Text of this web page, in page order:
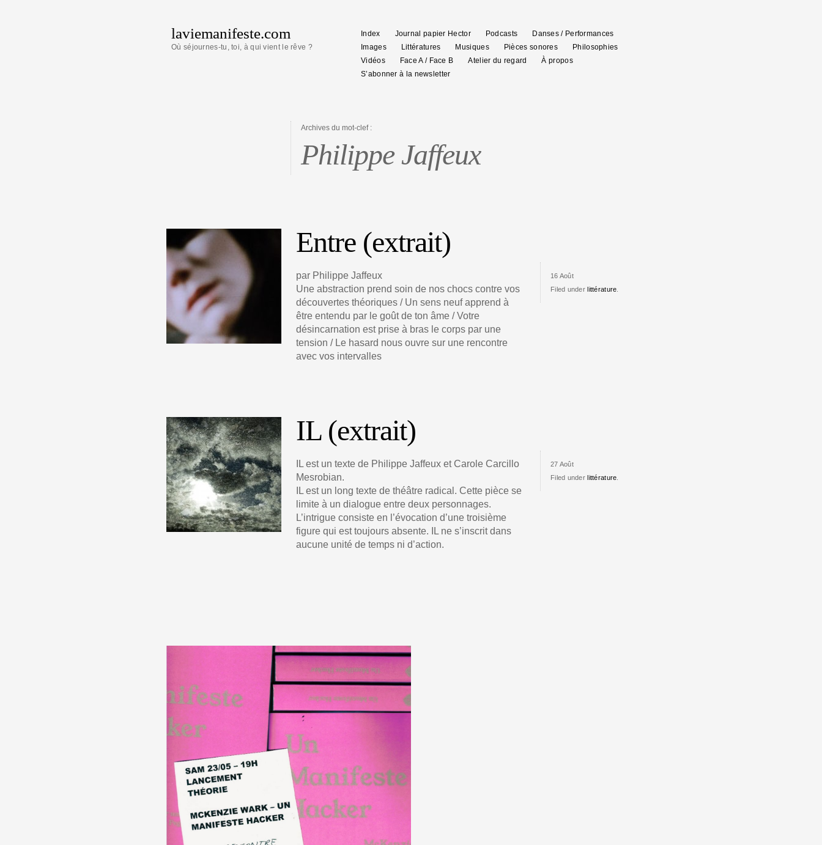
laviemanifeste.com
Où séjournes-tu, toi, à qui vient le rêve ?
Index Journal papier Hector Podcasts
Danses / Performances
Images
Littératures Musiques Pièces sonores
Philosophies
Vidéos
Face A / Face B Atelier du regard
À propos
S’abonner à la newsletter
Archives du mot-clef :
Philippe Jaffeux
Entre (extrait)
16 Août
Filed underlittérature
par Philippe Jaffeux
Une abstraction prend soin de nos chocs contre vos
découvertes théoriques / Un sens neuf apprend à
être entendu par le goût de ton âme / Votre
désincarnation est prise à bras le corps par une
tension / Le hasard nous ouvre sur une rencontre
avec vos intervalles
IL (extrait)
27 Août
Filed underlittérature
IL est un texte de Philippe Jaffeux et Carole Carcillo
Mesrobian.
IL est un long texte de théâtre radical. Cette pièce se
limite à un dialogue entre deux personnages.
L’intrigue consiste en l’évocation d’une troisième
figure qui est toujours absente. IL ne s’inscrit dans
aucune unité de temps ni d’action.